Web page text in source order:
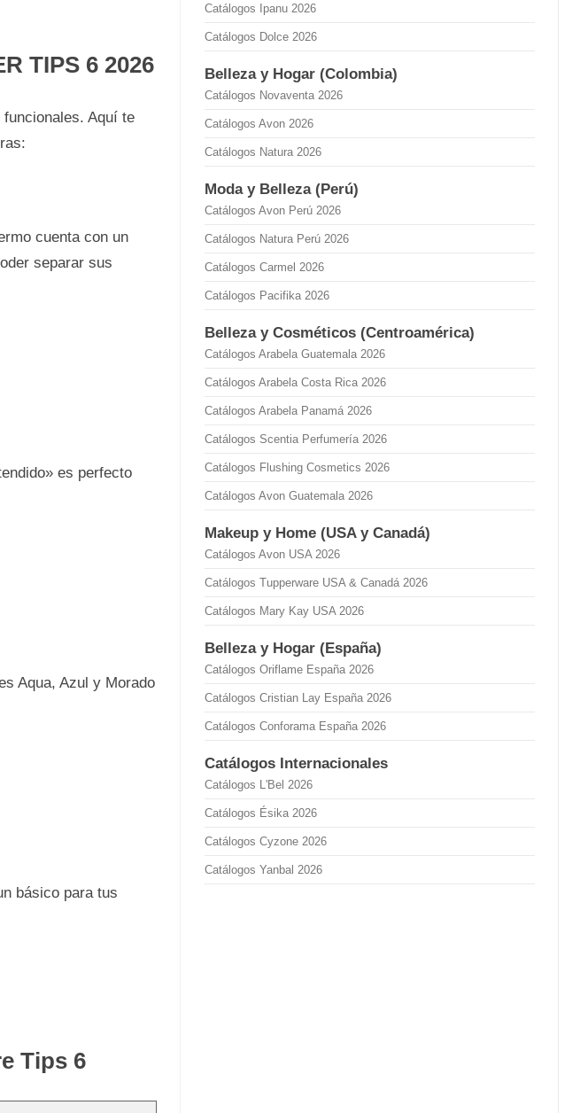
TIPS 6 2026
Aquí te
cuenta con un
separar sus
es perfecto
Aqua, Azul y Morado
básico para tus
Tips 6
Catálogos Ipanu 2026
Catálogos Dolce 2026
Belleza y Hogar (Colombia)
Catálogos Novaventa 2026
Catálogos Avon 2026
Catálogos Natura 2026
Moda y Belleza (Perú)
Catálogos Avon Perú 2026
Catálogos Natura Perú 2026
Catálogos Carmel 2026
Catálogos Pacifika 2026
Belleza y Cosméticos (Centroamérica)
Catálogos Arabela Guatemala 2026
Catálogos Arabela Costa Rica 2026
Catálogos Arabela Panamá 2026
Catálogos Scentia Perfumería 2026
Catálogos Flushing Cosmetics 2026
Catálogos Avon Guatemala 2026
Makeup y Home (USA y Canadá)
Catálogos Avon USA 2026
Catálogos Tupperware USA & Canadá 2026
Catálogos Mary Kay USA 2026
Belleza y Hogar (España)
Catálogos Oriflame España 2026
Catálogos Cristian Lay España 2026
Catálogos Conforama España 2026
Catálogos Internacionales
Catálogos L'Bel 2026
Catálogos Ésika 2026
Catálogos Cyzone 2026
Catálogos Yanbal 2026